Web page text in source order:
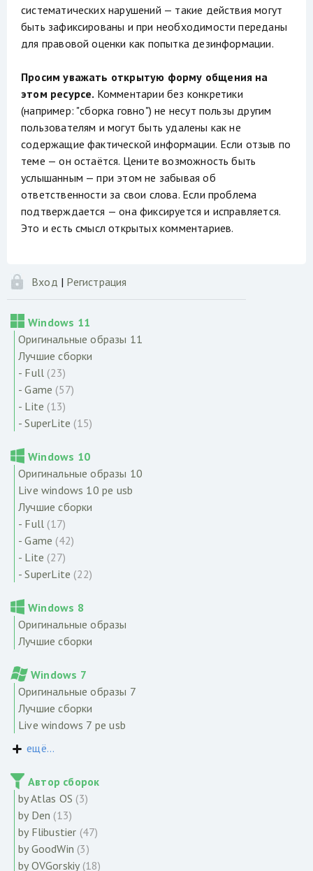
систематических нарушений — такие действия могут
быть зафиксированы и при необходимости переданы
для правовой оценки как попытка дезинформации.
Просим уважать открытую форму общения на
этом ресурсе. Комментарии без конкретики
(например: "сборка говно") не несут пользы другим
пользователям и могут быть удалены как не
содержащие фактической информации. Если отзыв по
теме — он остаётся. Цените возможность быть
услышанным — при этом не забывая об
ответственности за свои слова. Если проблема
подтверждается — она фиксируется и исправляется.
Это и есть смысл открытых комментариев.
Вход | Регистрация
Windows 11
Оригинальные образы 11
Лучшие сборки
- Full (23)
- Game (57)
- Lite (13)
- SuperLite (15)
Windows 10
Оригинальные образы 10
Live windows 10 pe usb
Лучшие сборки
- Full (17)
- Game (42)
- Lite (27)
- SuperLite (22)
Windows 8
Оригинальные образы
Лучшие сборки
Windows 7
Оригинальные образы 7
Лучшие сборки
Live windows 7 pe usb
ещё...
Автор сборок
by Atlas OS (3)
by Den (13)
by Flibustier (47)
by GoodWin (3)
by OVGorskiy (18)